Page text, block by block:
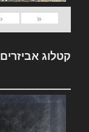
«
‹
קטלוג אביזרים Jeep 1985